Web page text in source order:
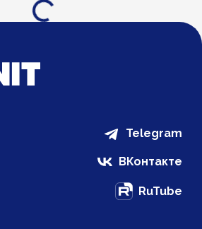
Загрузка...
Telegram
ВКонтакте
RuTube